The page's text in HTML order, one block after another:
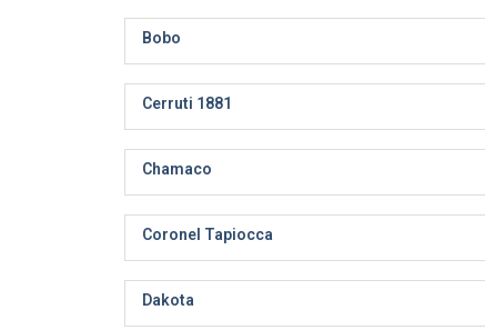
Bobo
Cerruti 1881
Chamaco
Coronel Tapiocca
Dakota